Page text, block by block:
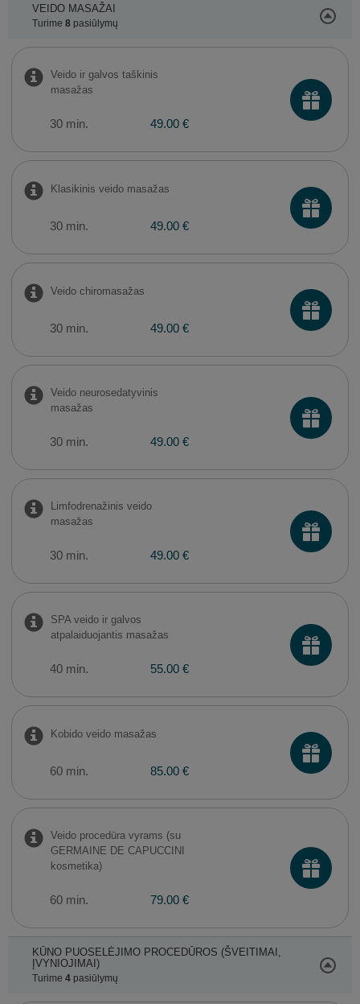
VEIDO MASAŽAI
Turime 8pasiūlymų
Veido ir galvos taškinis
masažas
30 min. 49.00 €
Klasikinis veido masažas
30 min. 49.00 €
Veido chiromasažas
30 min. 49.00 €
Veido neurosedatyvinis
masažas
30 min. 49.00 €
Limfodrenažinis veido
masažas
30 min. 49.00 €
SPA veido ir galvos
atpalaiduojantis masažas
40 min. 55.00 €
Kobido veido masažas
60 min. 85.00 €
Veido procedūra vyrams (su
GERMAINE DE CAPUCCINI
kosmetika)
60 min. 79.00 €
KŪNO PUOSELĖJIMO PROCEDŪROS (ŠVEITIMAI,
ĮVYNIOJIMAI)
Turime 4pasiūlymų